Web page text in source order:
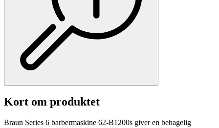
Kort om produktet
Braun Series 6 barbermaskine 62-B1200s giver en behagelig